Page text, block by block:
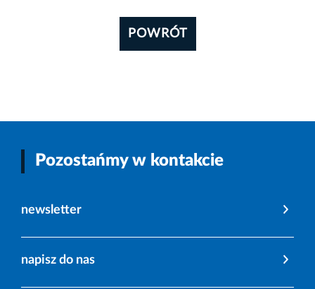
POWRÓT
Pozostańmy w kontakcie
newsletter
napisz do nas